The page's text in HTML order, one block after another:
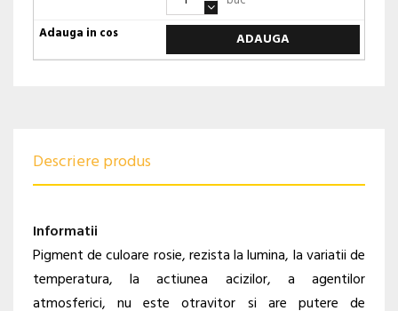
ADAUGA
Descriere produs
Informatii
Pigment de culoare rosie, rezista la lumina, la variatii de
temperatura, la actiunea acizilor, a agentilor
atmosferici, nu este otravitor si are putere de